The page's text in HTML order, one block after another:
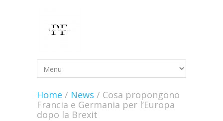
Home / News / Cosa propongono
Francia e Germania per l’Europa
dopo la Brexit